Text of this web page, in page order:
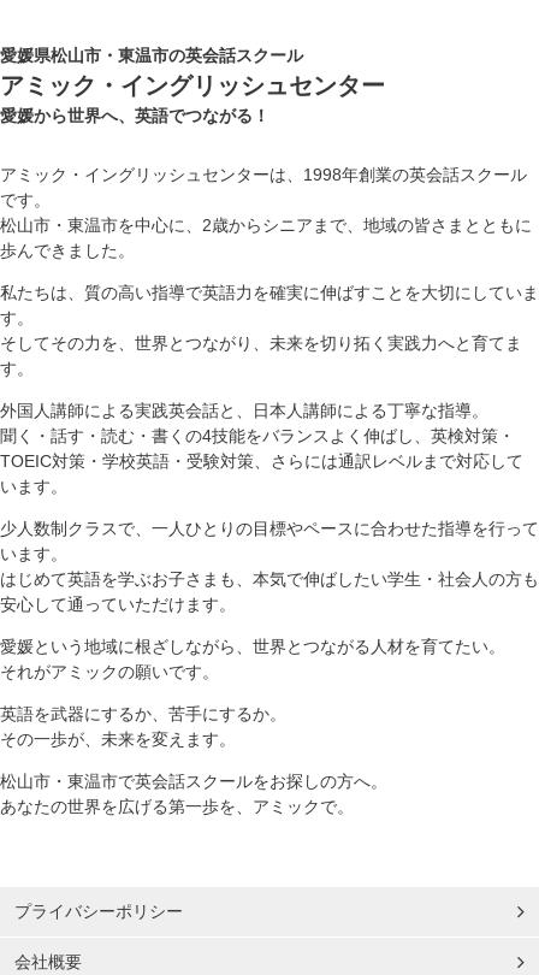
愛媛県松山市・東温市の英会話スクール
アミック・イングリッシュセンター
愛媛から世界へ、英語でつながる！
アミック・イングリッシュセンターは、1998年創業の英会話スクール
です。
松山市・東温市を中心に、2歳からシニアまで、地域の皆さまとともに
歩んできました。
私たちは、質の高い指導で英語力を確実に伸ばすことを大切にしていま
す。
そしてその力を、世界とつながり、未来を切り拓く実践力へと育てま
す。
外国人講師による実践英会話と、日本人講師による丁寧な指導。
聞く・話す・読む・書くの4技能をバランスよく伸ばし、英検対策・
TOEIC対策・学校英語・受験対策、さらには通訳レベルまで対応して
います。
少人数制クラスで、一人ひとりの目標やペースに合わせた指導を行って
います。
はじめて英語を学ぶお子さまも、本気で伸ばしたい学生・社会人の方も
安心して通っていただけます。
愛媛という地域に根ざしながら、世界とつながる人材を育てたい。
それがアミックの願いです。
英語を武器にするか、苦手にするか。
その一歩が、未来を変えます。
松山市・東温市で英会話スクールをお探しの方へ。
あなたの世界を広げる第一歩を、アミックで。
プライバシーポリシー
会社概要